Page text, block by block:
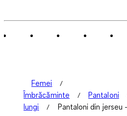
Femei
Îmbrăcăminte
Pantaloni
lungi
Pantaloni din jerseu